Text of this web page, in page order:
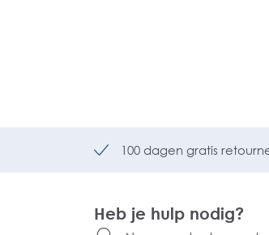
100 dagen gratis
Heb je hulp nodig?